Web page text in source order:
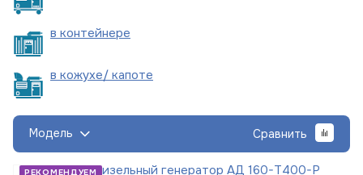
в контейнере
в кожухе/ капоте
Модель Сравнить
РЕКОМЕНДУЕМДизельный генератор АД 160-Т400-Р